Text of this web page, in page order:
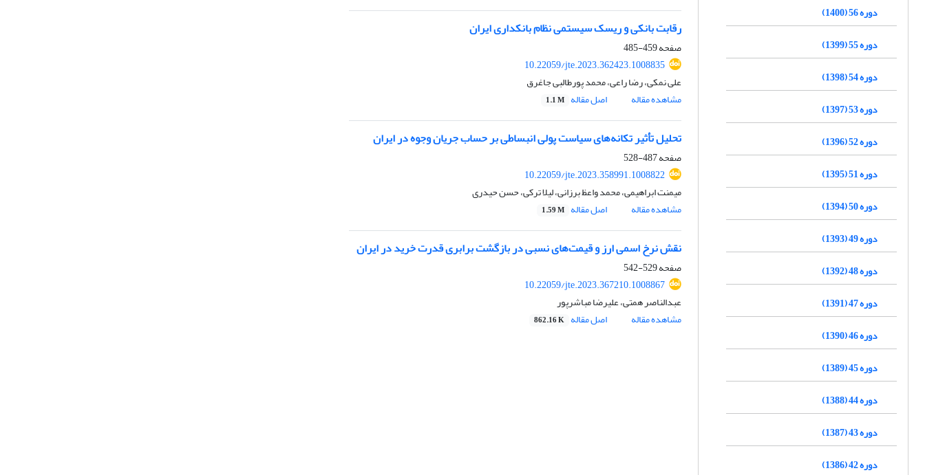
رقابت بانکی و ریسک سیستمی نظام بانکداری ایران
صفحه459-485
10.22059/jte.2023.362423.1008835
علی نمکی، رضا راعی، محمد پورطالبی جاغرق
مشاهده مقاله
اصل مقاله 1.1 M
تحلیل تأثیر تکانه‌های سیاست پولی انبساطی بر حساب جریان وجوه در ایران
صفحه487-528
10.22059/jte.2023.358991.1008822
میمنت ابراهیمی، محمد واعظ برزانی، لیلا ترکی، حسن حیدری
مشاهده مقاله
اصل مقاله 1.59 M
نقش نرخ اسمی ارز و قیمت‌های نسبی در بازگشت برابری قدرت خرید در ایران
صفحه529-542
10.22059/jte.2023.367210.1008867
عبدالناصر همتی، علیرضا مباشرپور
مشاهده مقاله
اصل مقاله 862.16 K
دوره 56 (1400)
دوره 55 (1399)
دوره 54 (1398)
دوره 53 (1397)
دوره 52 (1396)
دوره 51 (1395)
دوره 50 (1394)
دوره 49 (1393)
دوره 48 (1392)
دوره 47 (1391)
دوره 46 (1390)
دوره 45 (1389)
دوره 44 (1388)
دوره 43 (1387)
دوره 42 (1386)